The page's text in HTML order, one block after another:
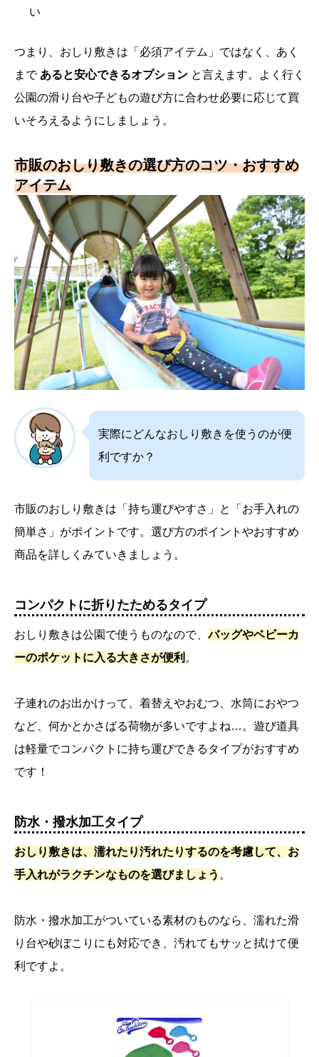
い
つまり、おしり敷きは「必須アイテム」ではなく、あく
まで あると安心できるオプション と言えます。よく行く
公園の滑り台や子どもの遊び方に合わせ必要に応じて買
いそろえるようにしましょう。
市販のおしり敷きの選び方のコツ・おすすめ
アイテム
実際にどんなおしり敷きを使うのが便
利ですか？
市販のおしり敷きは「持ち運びやすさ」と「お手入れの
簡単さ」がポイントです。選び方のポイントやおすすめ
商品を詳しくみていきましょう。
コンパクトに折りたためるタイプ
おしり敷きは公園で使うものなので、バッグやベビーカ
ーのポケットに入る大きさが便利 。
子連れのお出かけって、着替えやおむつ、水筒におやつ
など、何かとかさばる荷物が多いですよね…。遊び道具
は軽量でコンパクトに持ち運びできるタイプがおすすめ
です！
防水・撥水加工タイプ
おしり敷きは、濡れたり汚れたりするのを考慮して、お
手入れがラクチンなものを選びましょう 。
防水・撥水加工がついている素材のものなら、濡れた滑
り台や砂ぼこりにも対応でき、汚れてもサッと拭けて便
利ですよ。